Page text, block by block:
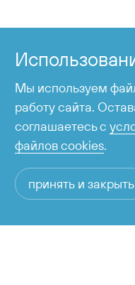
время работы с
Мы используем
работу сайта.
соглашаетесь с
файлов cookies.
принять и закрыть